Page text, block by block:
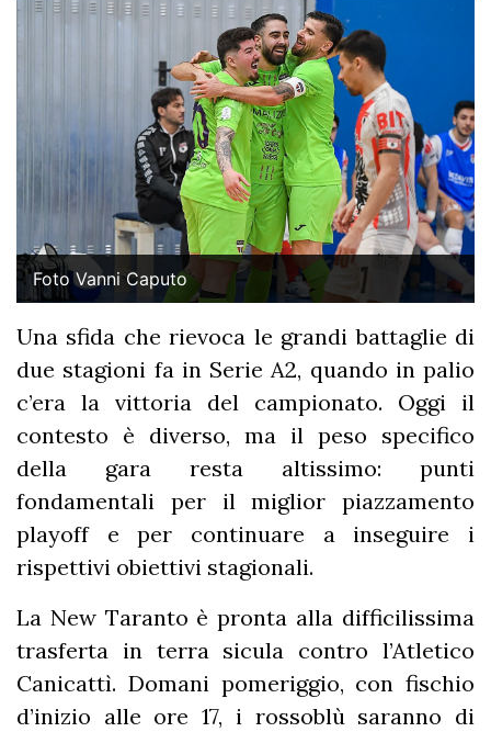
Foto Vanni Caputo
Una sfida che rievoca le grandi battaglie di
due stagioni fa in Serie A2, quando in palio
c’era la vittoria del campionato. Oggi il
contesto è diverso, ma il peso specifico
della gara resta altissimo: punti
fondamentali per il miglior piazzamento
playoff e per continuare a inseguire i
rispettivi obiettivi stagionali.
La New Taranto è pronta alla difficilissima
trasferta in terra sicula contro l’Atletico
Canicattì. Domani pomeriggio, con fischio
d’inizio alle ore 17, i rossoblù saranno di